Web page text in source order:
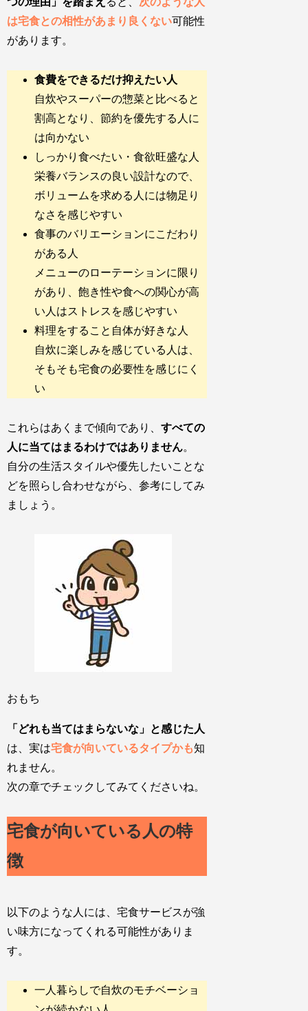
は宅食との相性があまり良くない可能性
があります。
食費をできるだけ抑えたい人
自炊やスーパーの惣菜と比べると
割高となり、節約を優先する人に
は向かない
しっかり食べたい・食欲旺盛な人
栄養バランスの良い設計なので、
ボリュームを求める人には物足り
なさを感じやすい
食事のバリエーションにこだわり
がある人
メニューのローテーションに限り
があり、飽き性や食への関心が高
い人はストレスを感じやすい
料理をすること自体が好きな人
自炊に楽しみを感じている人は、
そもそも宅食の必要性を感じにく
い
これらはあくまで傾向であり、すべての
人に当てはまるわけではありません。
自分の生活スタイルや優先したいことな
どを照らし合わせながら、参考にしてみ
ましょう。
おもち
「どれも当てはまらないな」と感じた人
は、実は宅食が向いているタイプかも知
れません。
次の章でチェックしてみてくださいね。
宅食が向いている人の特
徴
以下のような人には、宅食サービスが強
い味方になってくれる可能性がありま
す。
一人暮らしで自炊のモチベーショ